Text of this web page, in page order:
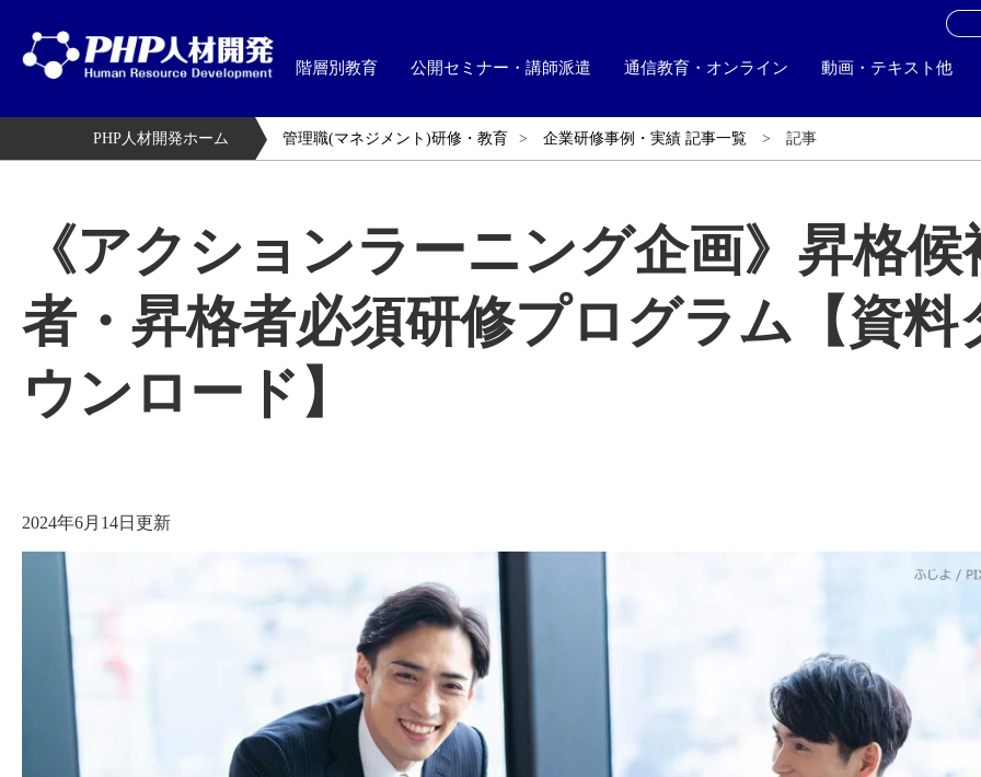
階層別教育 公開セミナー・講師派遣 通信教育・オンライン 動画・テキスト他
PHP人材開発ホーム 管理職(マネジメント)研修・教育 企業研修事例・実績 記事一覧 記事
《アクションラーニング企画》昇格候
者・昇格者必須研修プログラム【資料
ウンロード】
2024年6月14日更新